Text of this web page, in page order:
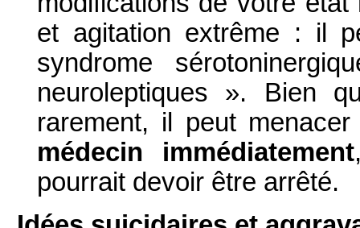
et agitation extrême : il
syndrome
neuroleptiques ». Bien
rarement, il peut
médecin immédiatement
pourrait devoir être arrêté.